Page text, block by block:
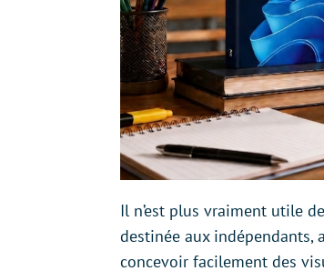
Il n’est plus vraiment utile
destinée aux indépendants,
concevoir facilement des